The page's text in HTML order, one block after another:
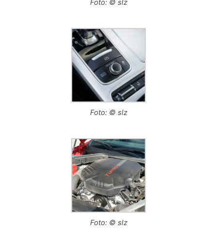
Foto: © slz
Foto: © slz
Foto: © slz